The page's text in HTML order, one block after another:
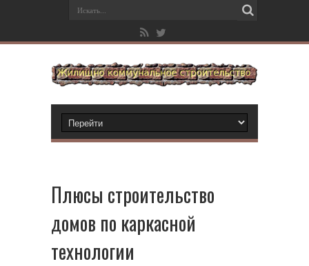
Плюсы строительство
домов по каркасной
технологии